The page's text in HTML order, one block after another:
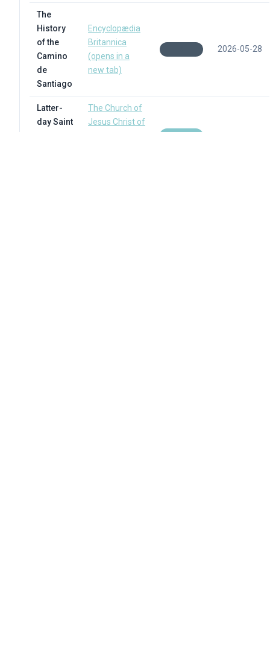
The
History
of the
Camino
de
Santiago
Encyclopædia
Britannica
(opens in a
new tab)
2026-05-28
Latter-
day Saint
The Church of
Jesus Christ of